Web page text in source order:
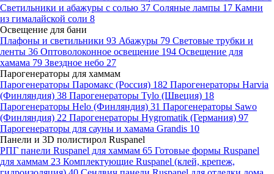
Светильники и абажуры с солью 37 Соляные лампы 17 Камни
из гималайской соли 8
Освещение для бани
Плафоны и светильники 93 Абажуры 79 Световые трубки и
ленты 36 Оптоволоконное освещение 194 Освещение для
хамама 79 Звездное небо 27
Парогенераторы для хаммам
Парогенераторы Паромакс (Россия) 182 Парогенераторы Harvia
(Финляндия) 38 Парогенераторы Tylo (Швеция) 18
Парогенераторы Helo (Финляндия) 31 Парогенераторы Sawo
(Финляндия) 22 Парогенераторы Hygromatik (Германия) 97
Парогенераторы для сауны и хамама Grandis 10
Панели и 3D полистирол Ruspanel
РПГ панели Ruspanel для хаммам 65 Готовые формы Ruspanel
для хаммам 23 Комплектующие Ruspanel (клей, крепеж,